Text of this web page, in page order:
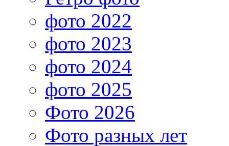
фото 2022
фото 2023
фото 2024
фото 2025
Фото 2026
Фото разных лет